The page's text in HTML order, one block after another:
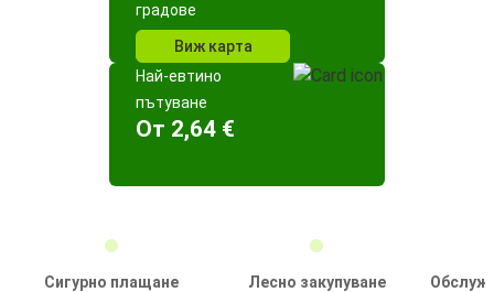
градове
Виж карта
Най-евтино
пътуване
Oт 2,64 €
Сигурно плащане
Лесно закупуване